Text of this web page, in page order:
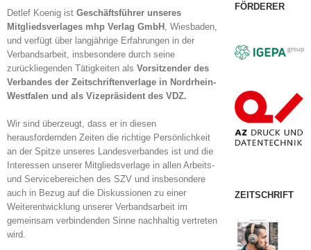
Detlef Koenig ist Geschäftsführer unseres
Mitgliedsverlages mhp Verlag GmbH , Wiesbaden,
und verfügt über langjährige Erfahrungen in der
Verbandsarbeit, insbesondere durch seine
zurückliegenden Tätigkeiten als Vorsitzender des
Verbandes der Zeitschriftenverlage in Nordrhein-
Westfalen und als Vizepräsident des VDZ.
Wir sind überzeugt, dass er in diesen
herausfordernden Zeiten die richtige Persönlichkeit
an der Spitze unseres Landesverbandes ist und die
Interessen unserer Mitgliedsverlage in allen Arbeits-
und Servicebereichen des SZV und insbesondere
auch in Bezug auf die Diskussionen zu einer
Weiterentwicklung unserer Verbandsarbeit im
gemeinsam verbindenden Sinne nachhaltig vertreten
wird.
FÖRDERER
ZEITSCHRIFT